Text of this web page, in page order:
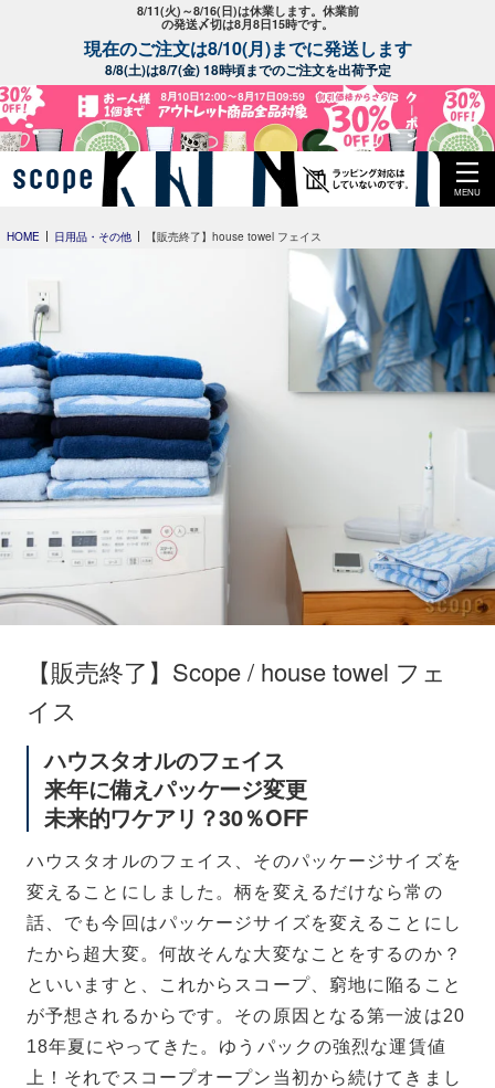
8/11(火)～8/16(日)は休業します。休業前
の発送〆切は8月8日15時です。
現在のご注文は8/10(月)までに発送します
8/8(土)は8/7(金) 18時頃までのご注文を出荷予定
MENU
HOME 日用品・その他 【販売終了】house towel フェイス
【販売終了】Scope / house towel フェ
イス
ハウスタオルのフェイス
来年に備えパッケージ変更
未来的ワケアリ？30％OFF
ハウスタオルのフェイス、そのパッケージサイズを
変えることにしました。柄を変えるだけなら常の
話、でも今回はパッケージサイズを変えることにし
たから超大変。何故そんな大変なことをするのか？
といいますと、これからスコープ、窮地に陥ること
が予想されるからです。その原因となる第一波は20
18年夏にやってきた。ゆうパックの強烈な運賃値
上！それでスコープオープン当初から続けてきまし